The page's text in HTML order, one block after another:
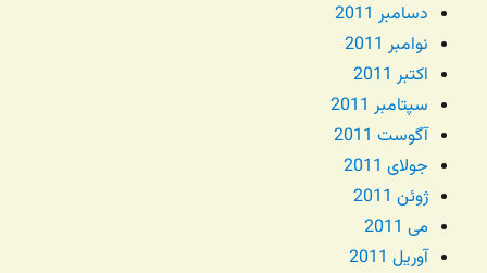
دسامبر 2011
نوامبر 2011
اکتبر 2011
سپتامبر 2011
آگوست 2011
جولای 2011
ژوئن 2011
می 2011
آوریل 2011